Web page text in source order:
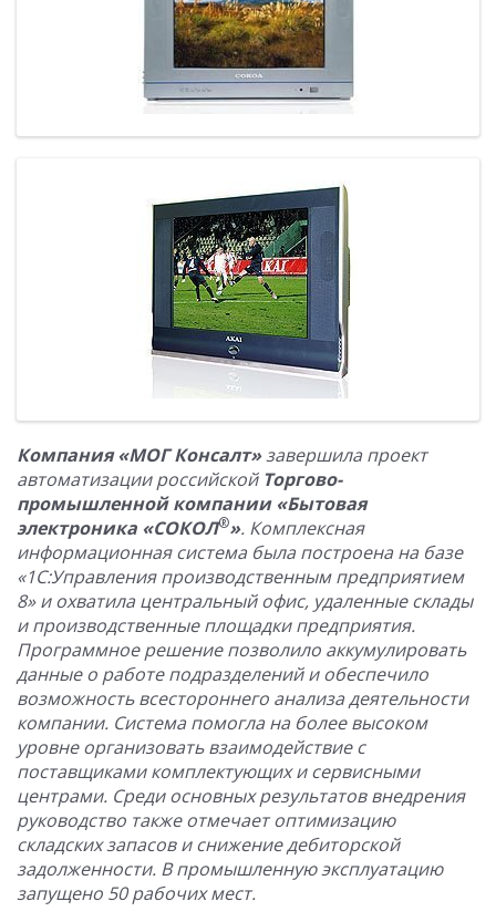
Компания «МОГ Консалт»завершила проект
автоматизации российской Торгово-
промышленной компании «Бытовая
электроника «СОКОЛ®». Комплексная
информационная система была построена на базе
«1С:Управления производственным предприятием
8» и охватила центральный офис, удаленные склады
и производственные площадки предприятия.
Программное решение позволило аккумулировать
данные о работе подразделений и обеспечило
возможность всестороннего анализа деятельности
компании. Система помогла на более высоком
уровне организовать взаимодействие с
поставщиками комплектующих и сервисными
центрами. Среди основных результатов внедрения
руководство также отмечает оптимизацию
складских запасов и снижение дебиторской
задолженности. В промышленную эксплуатацию
запущено 50 рабочих мест.